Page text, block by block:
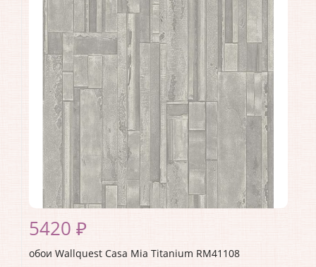
Ширина рулона: 0.52
Материал покрытия:Акриловое
Страна: США
Материал основы:Бумага
Раппорт:<>
5420 ₽
обои Wallquest Casa Mia Titanium RM41108